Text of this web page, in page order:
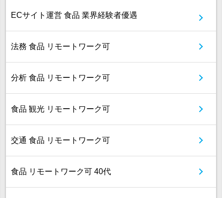
ECサイト運営 食品 業界経験者優遇
法務 食品 リモートワーク可
分析 食品 リモートワーク可
食品 観光 リモートワーク可
交通 食品 リモートワーク可
食品 リモートワーク可 40代